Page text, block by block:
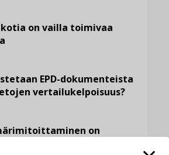
on vailla toimivaa
EPD-dokumenteista
vertailukelpoisuus?
on